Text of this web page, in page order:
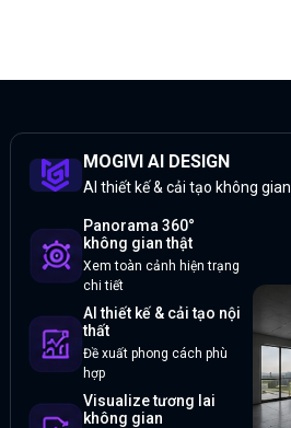
MOGIVI AI DESIGN
AI thiết kế & cải tạo không gian
Panorama 360°
không gian thật
Xem toàn cảnh hiện trạng
chi tiết
AI thiết kế & cải tạo nội
thất
Đề xuất phong cách phù
hợp
Visualize tương lai
không gian